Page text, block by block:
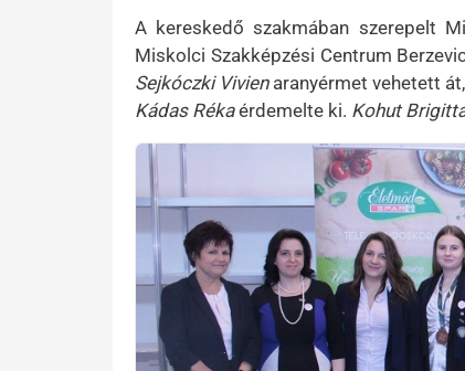
A kereskedő szakmában szerepelt
Miskolci Szakképzési Centrum
Sejkóczki Vivienaranyérmet vehetett
Kádas Rékaérdemelte ki. Kohut
Kép